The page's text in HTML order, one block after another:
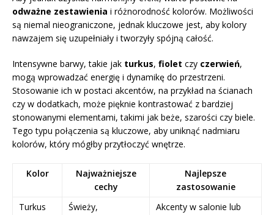
odważne zestawienia i różnorodność kolorów. Możliwości
są niemal nieograniczone, jednak kluczowe jest, aby kolory
nawzajem się uzupełniały i tworzyły spójną całość.
Intensywne barwy, takie jak turkus, fiolet czy czerwień,
mogą wprowadzać energię i dynamikę do przestrzeni.
Stosowanie ich w postaci akcentów, na przykład na ścianach
czy w dodatkach, może pięknie kontrastować z bardziej
stonowanymi elementami, takimi jak beże, szarości czy biele.
Tego typu połączenia są kluczowe, aby uniknąć nadmiaru
kolorów, który mógłby przytłoczyć wnętrze.
Kolor
Najważniejsze
cechy
Najlepsze
zastosowanie
Turkus
Świeży,
Akcenty w salonie lub